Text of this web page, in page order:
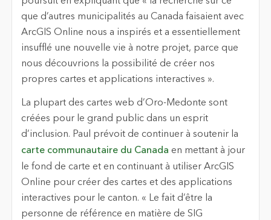
que d’autres municipalités au Canada faisaientavec
ArcGIS Online nous a inspirés et a essentiellement
insufflé une nouvelle vie à notre projet, parce que
nous découvrions la possibilité de créer nos
propres cartes et applications interactives ».
La plupart des cartes web d’Oro-Medonte sont
créées pour le grand public dans un esprit
d’inclusion. Paul prévoit de continuer à soutenir la
carte communautaire du Canada en mettant à jour
le fond de carte et en continuant à utiliser ArcGIS
Online pour créer des cartes et des applications
interactives pour le canton. « Le fait d’être la
personne de référence en matière de SIG